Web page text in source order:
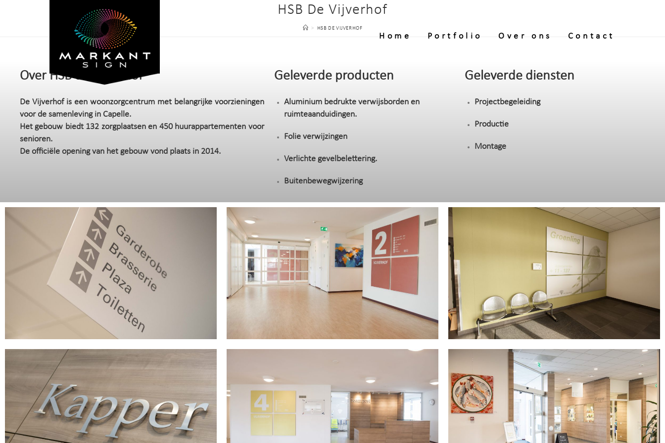
Home Portfolio Over ons Contact
HSB De Vijverhof
> HSB DE VIJVERHOF
Over HSB de Vijverhof
De Vijverhof is een woonzorgcentrum met belangrijke voorzieningen
voor de samenleving in Capelle.
Het gebouw biedt 132 zorgplaatsen en 450 huurappartementen voor
senioren.
De officiële opening van het gebouw vond plaats in 2014.
Geleverde producten
Aluminium bedrukte verwijsborden en
ruimteaanduidingen.
Folie verwijzingen
Verlichte gevelbelettering.
Buitenbewegwijzering
Geleverde diensten
Projectbegeleiding
Productie
Montage